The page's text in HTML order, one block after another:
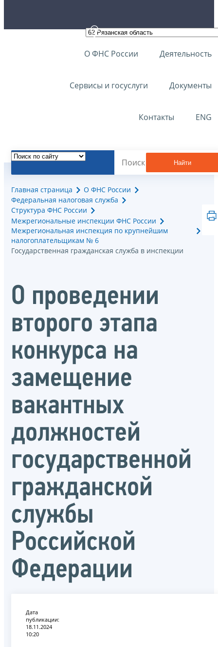
О ФНС России Деятельность
Сервисы и госуслуги Документы
Контакты ENG
Найти
Главная страница
О ФНС России
Федеральная налоговая служба
Структура ФНС России
Межрегиональные инспекции ФНС России
Межрегиональная инспекция по крупнейшим
налогоплательщикам № 6
Государственная гражданская служба в инспекции
О проведении
второго этапа
конкурса на
замещение
вакантных
должностей
государственной
гражданской
службы
Российской
Федерации
Дата
публикации:
18.11.2024
10:20